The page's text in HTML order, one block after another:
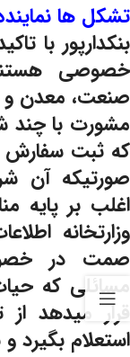
تشکل ها
بنکدارپور با
خصوصی
صنعت، معدن و
مشورت با چند
که ثبت سفارش
صورتیکه آن
اغلب بر پایه
وزارتخانه
صمت در
مسائلی که
قرار
استعلام